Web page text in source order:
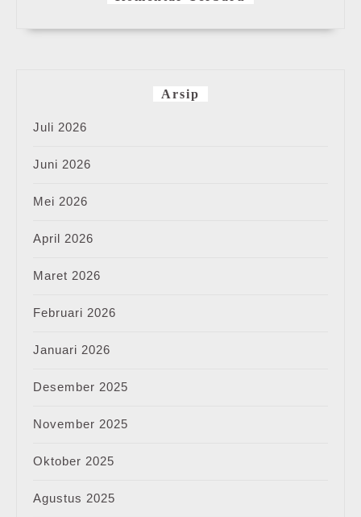
Arsip
Juli 2026
Juni 2026
Mei 2026
April 2026
Maret 2026
Februari 2026
Januari 2026
Desember 2025
November 2025
Oktober 2025
Agustus 2025